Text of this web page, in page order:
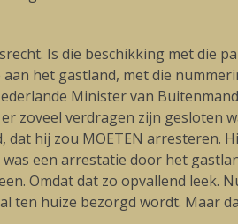
Is die beschikking met die
het gastland, met die
Minister van
zoveel verdragen zijn gesloten
hij zou MOETEN arresteren.
een arrestatie door het
Omdat dat zo opvallend leek.
ten huize bezorgd wordt. Maar